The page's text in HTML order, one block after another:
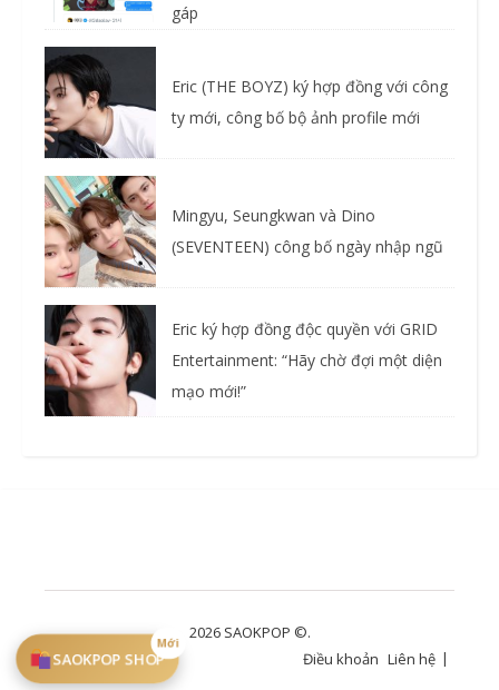
gáp
Eric (THE BOYZ) ký hợp đồng với công
ty mới, công bố bộ ảnh profile mới
Mingyu, Seungkwan và Dino
(SEVENTEEN) công bố ngày nhập ngũ
Eric ký hợp đồng độc quyền với GRID
Entertainment: “Hãy chờ đợi một diện
mạo mới!”
SAOKPOP SHOP
Mới
2026 SAOKPOP ©.
Điều khoản Liên hệ